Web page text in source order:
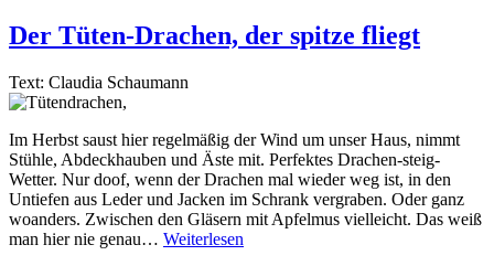
Der Tüten-Drachen, der spitze fliegt
Text: Claudia Schaumann
Im Herbst saust hier regelmäßig der Wind um unser Haus, nimmt
Stühle, Abdeckhauben und Äste mit. Perfektes Drachen-steig-
Wetter. Nur doof, wenn der Drachen mal wieder weg ist, in den
Untiefen aus Leder und Jacken im Schrank vergraben. Oder ganz
woanders. Zwischen den Gläsern mit Apfelmus vielleicht. Das weiß
man hier nie genau… Weiterlesen